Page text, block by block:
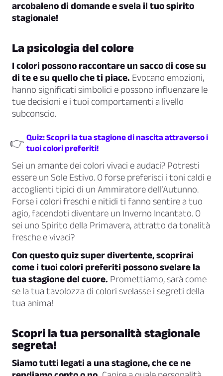
arcobaleno di domande e svela il tuo spirito
stagionale!
La psicologia del colore
I colori possono raccontare un sacco di cose su
di te e su quello che ti piace. Evocano emozioni,
hanno significati simbolici e possono influenzare le
tue decisioni e i tuoi comportamenti a livello
subconscio.
👉 Quiz: Scopri la tua stagione di nascita attraverso i
tuoi colori preferiti!
Sei un amante dei colori vivaci e audaci? Potresti
essere un Sole Estivo. O forse preferisci i toni caldi e
accoglienti tipici di un Ammiratore dell’Autunno.
Forse i colori freschi e nitidi ti fanno sentire a tuo
agio, facendoti diventare un Inverno Incantato. O
sei uno Spirito della Primavera, attratto da tonalità
fresche e vivaci?
Con questo quiz super divertente, scoprirai
come i tuoi colori preferiti possono svelare la
tua stagione del cuore. Promettiamo, sarà come
se la tua tavolozza di colori svelasse i segreti della
tua anima!
Scopri la tua personalità stagionale
segreta!
Siamo tutti legati a una stagione, che ce ne